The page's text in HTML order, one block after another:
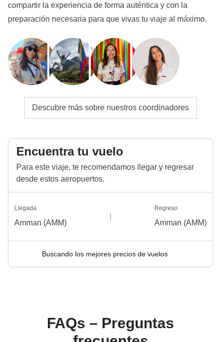
compartir la experiencia de forma auténtica y con la
preparación necesaria para que vivas tu viaje al máximo.
Descubre más sobre nuestros coordinadores
Encuentra tu vuelo
Para este viaje, te recomendamos llegar y regresar
desde estos aeropuertos.
Llegada
Amman (AMM)
Regreso
Amman (AMM)
Buscando los mejores precios de vuelos
FAQs – Preguntas